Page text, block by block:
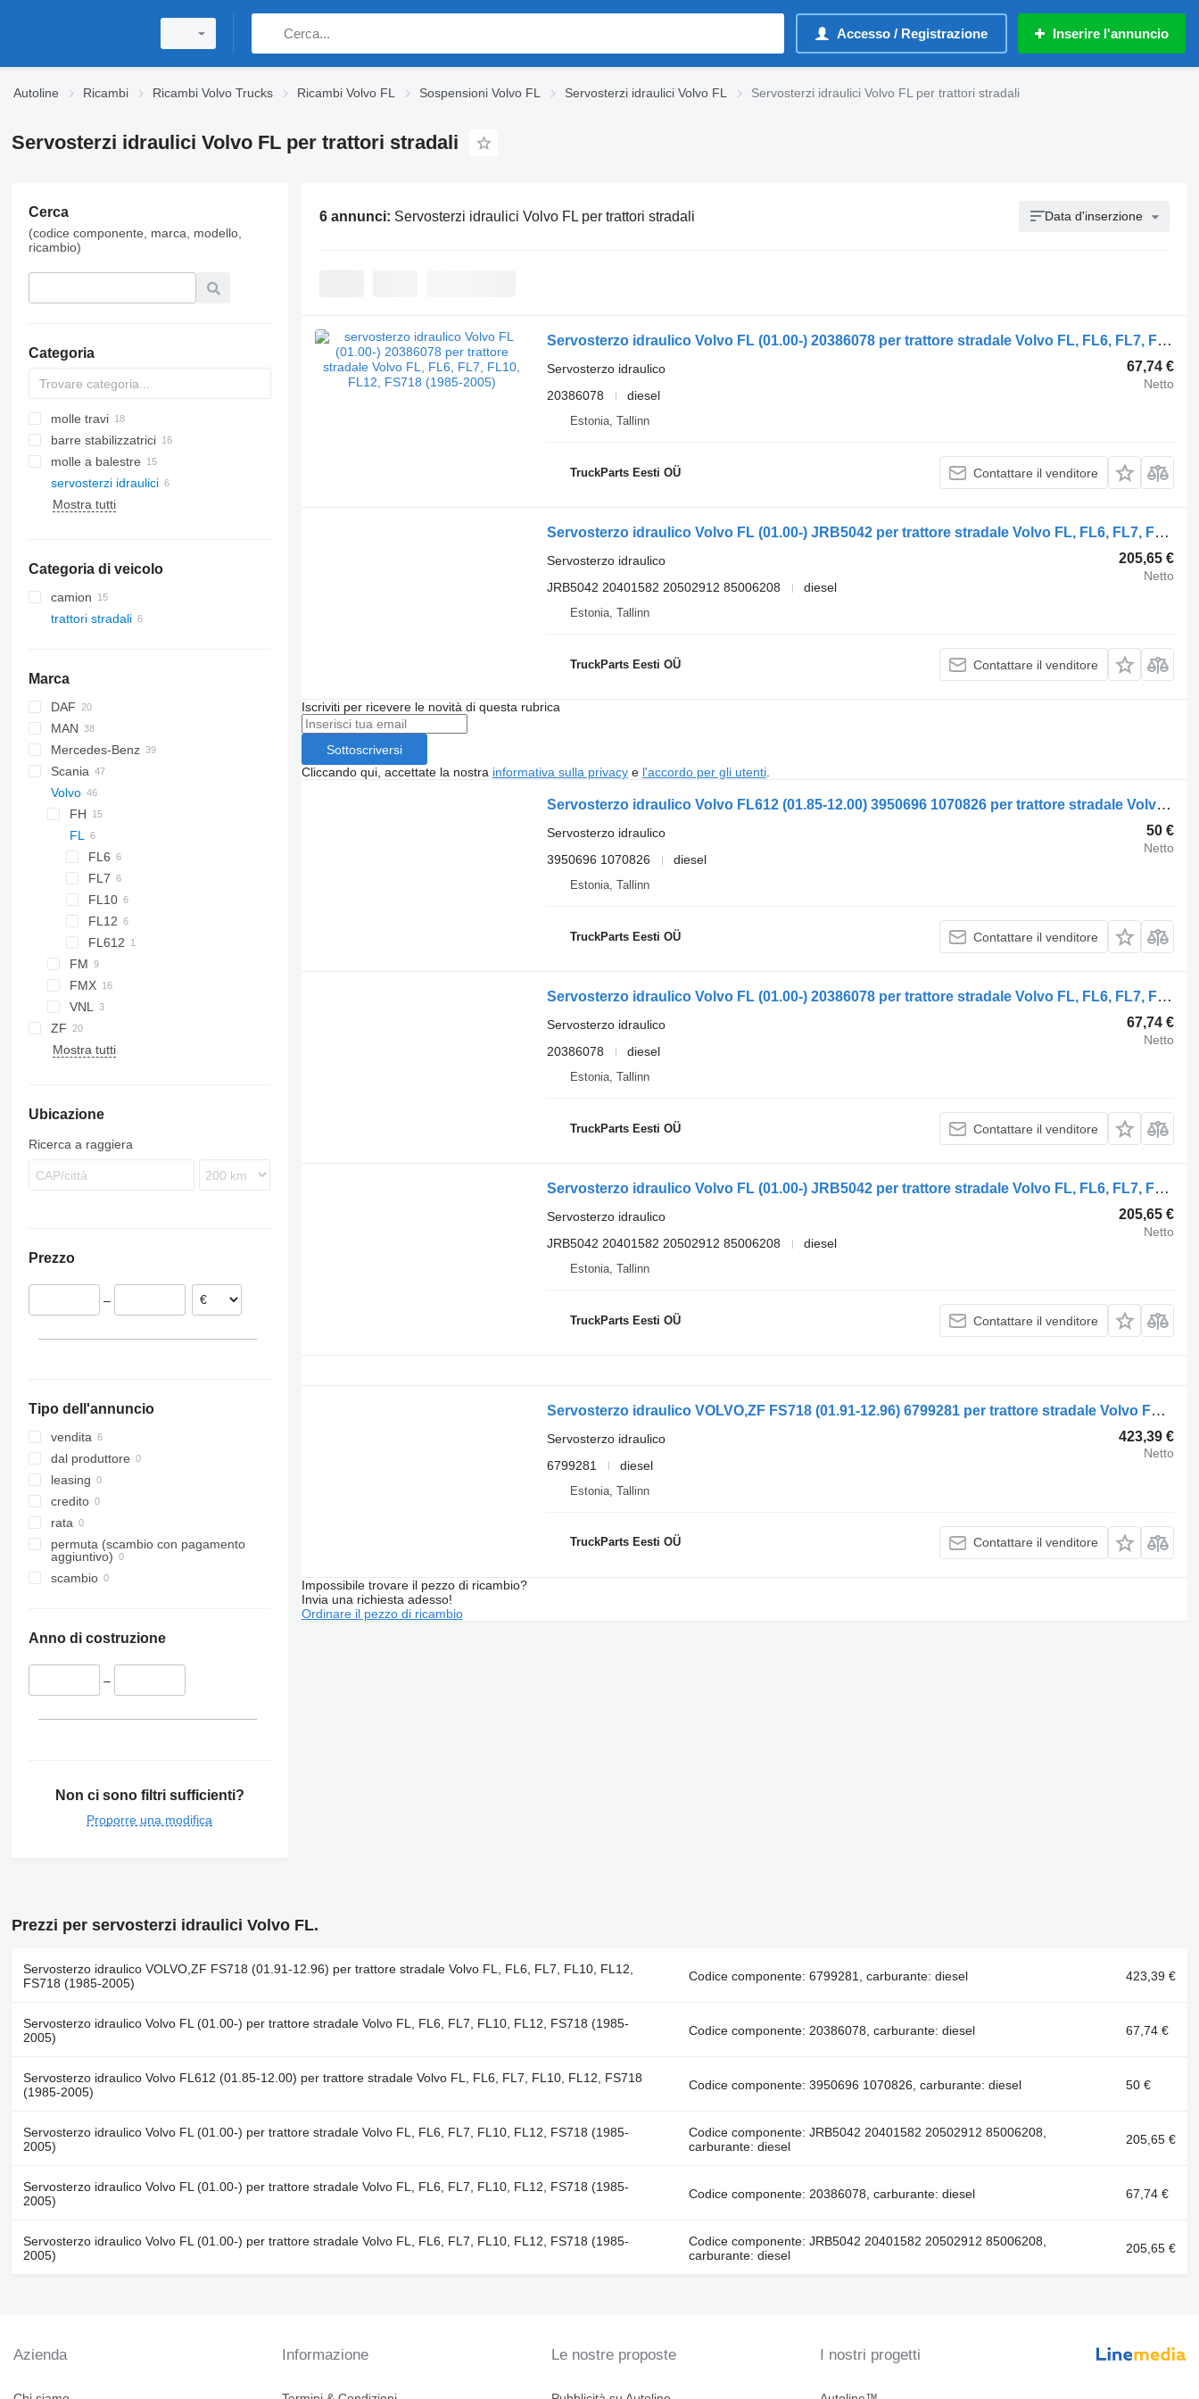
Accesso / Registrazione Inserire l'annuncio
Autoline Ricambi Ricambi Volvo Trucks Ricambi Volvo FL Sospensioni Volvo FL Servosterzi idraulici Volvo FL Servosterzi idraulici Volvo FL per trattori stradali
Servosterzi idraulici Volvo FL per trattori stradali
Cerca
(codice componente, marca, modello,
ricambio)
Categoria
molle travi
barre stabilizzatrici
molle a balestre
servosterzi idraulici
Mostra tutti
Categoria di veicolo
camion
trattori stradali
Marca
DAF
CF
LF
XF
XG
EuroCargo
S-Way
Stralis
Trakker
MAN
TGA
TGL
TGM
TGS
TGX
Mercedes-Benz
Actros
Antos
Arocs
Atego
Axor
Econic
Kerax
Magnum
Midlum
Premium
Scania
R-series
Volvo
FH
FH12
FH13
FH16
FL
FL6
FL6 12
FL7
FL10
FL12
FL612
FM
FM7
FM9
FMX
VNL
ZF
Mostra tutti
Ubicazione
Ricerca a raggiera
Prezzo
–
Tipo dell'annuncio
vendita
dal produttore
leasing
credito
rata
permuta (scambio con pagamento
aggiuntivo)
scambio
Anno di costruzione
–
Non ci sono filtri sufficienti?
Proporre una modifica
6 annunci: Servosterzi idraulici Volvo FL per trattori stradali Data d'inserzione
Servosterzo idraulico Volvo FL (01.00-) 20386078 per trattore stradale Volvo FL, FL6, FL7, FL10, FL12, FS718 (1985-2005)
67,74 €
Netto
Servosterzo idraulico
20386078
diesel
Estonia, Tallinn
TruckParts Eesti OÜ Contattare il venditore
Servosterzo idraulico Volvo FL (01.00-) JRB5042 per trattore stradale Volvo FL, FL6, FL7, FL10, FL12, FS718 (1985-2005)
205,65 €
Netto
Servosterzo idraulico
JRB5042 20401582 20502912 85006208
diesel
Estonia, Tallinn
TruckParts Eesti OÜ Contattare il venditore
Iscriviti per ricevere le novità di questa rubrica
Sottoscriversi
Cliccando qui, accettate la nostra informativa sulla privacye l'accordo per gli utenti.
Servosterzo idraulico Volvo FL612 (01.85-12.00) 3950696 1070826 per trattore stradale Volvo FL, FL6, FL7, FL10, FL12, FS718 (1985-2005)
50 €
Netto
Servosterzo idraulico
3950696 1070826
diesel
Estonia, Tallinn
TruckParts Eesti OÜ Contattare il venditore
Servosterzo idraulico Volvo FL (01.00-) 20386078 per trattore stradale Volvo FL, FL6, FL7, FL10, FL12, FS718 (1985-2005)
67,74 €
Netto
Servosterzo idraulico
20386078
diesel
Estonia, Tallinn
TruckParts Eesti OÜ Contattare il venditore
Servosterzo idraulico Volvo FL (01.00-) JRB5042 per trattore stradale Volvo FL, FL6, FL7, FL10, FL12, FS718 (1985-2005)
205,65 €
Netto
Servosterzo idraulico
JRB5042 20401582 20502912 85006208
diesel
Estonia, Tallinn
TruckParts Eesti OÜ Contattare il venditore
Servosterzo idraulico VOLVO,ZF FS718 (01.91-12.96) 6799281 per trattore stradale Volvo FL, FL6, FL7, FL10, FL12, FS718 (1985-2005)
423,39 €
Netto
Servosterzo idraulico
6799281
diesel
Estonia, Tallinn
TruckParts Eesti OÜ Contattare il venditore
Impossibile trovare il pezzo di ricambio?
Invia una richiesta adesso!
Ordinare il pezzo di ricambio
Prezzi per servosterzi idraulici Volvo FL.
Servosterzo idraulico VOLVO,ZF FS718 (01.91-12.96) per trattore stradale Volvo FL, FL6, FL7, FL10, FL12,
FS718 (1985-2005)
Codice componente: 6799281, carburante: diesel 423,39 €
Servosterzo idraulico Volvo FL (01.00-) per trattore stradale Volvo FL, FL6, FL7, FL10, FL12, FS718 (1985-
2005)
Codice componente: 20386078, carburante: diesel 67,74 €
Servosterzo idraulico Volvo FL612 (01.85-12.00) per trattore stradale Volvo FL, FL6, FL7, FL10, FL12, FS718
(1985-2005)
Codice componente: 3950696 1070826, carburante: diesel 50 €
Servosterzo idraulico Volvo FL (01.00-) per trattore stradale Volvo FL, FL6, FL7, FL10, FL12, FS718 (1985-
2005)
Codice componente: JRB5042 20401582 20502912 85006208,
carburante: diesel
205,65 €
Servosterzo idraulico Volvo FL (01.00-) per trattore stradale Volvo FL, FL6, FL7, FL10, FL12, FS718 (1985-
2005)
Codice componente: 20386078, carburante: diesel 67,74 €
Servosterzo idraulico Volvo FL (01.00-) per trattore stradale Volvo FL, FL6, FL7, FL10, FL12, FS718 (1985-
2005)
Codice componente: JRB5042 20401582 20502912 85006208,
carburante: diesel
205,65 €
Azienda Informazione Le nostre proposte I nostri progetti